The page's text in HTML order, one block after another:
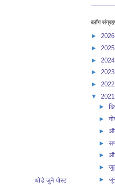
थोडे जुने पोस्ट
ब्लॉग
► 2026
► 2025
► 2024
► 2023
► 2022
▼ 2021
►
►
►
►
►
►
►